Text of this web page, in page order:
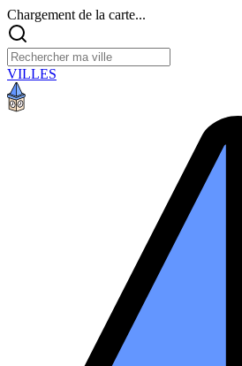
Chargement de la carte...
VILLES